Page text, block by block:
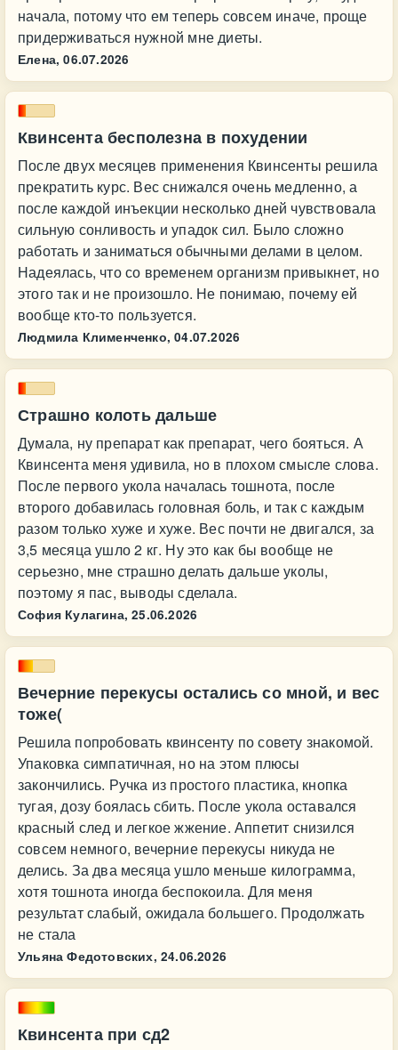
начала, потому что ем теперь совсем иначе, проще
придерживаться нужной мне диеты.
Елена, 06.07.2026
Квинсента бесполезна в похудении
После двух месяцев применения Квинсенты решила
прекратить курс. Вес снижался очень медленно, а
после каждой инъекции несколько дней чувствовала
сильную сонливость и упадок сил. Было сложно
работать и заниматься обычными делами в целом.
Надеялась, что со временем организм привыкнет, но
этого так и не произошло. Не понимаю, почему ей
вообще кто-то пользуется.
Людмила Клименченко, 04.07.2026
Страшно колоть дальше
Думала, ну препарат как препарат, чего бояться. А
Квинсента меня удивила, но в плохом смысле слова.
После первого укола началась тошнота, после
второго добавилась головная боль, и так с каждым
разом только хуже и хуже. Вес почти не двигался, за
3,5 месяца ушло 2 кг. Ну это как бы вообще не
серьезно, мне страшно делать дальше уколы,
поэтому я пас, выводы сделала.
София Кулагина, 25.06.2026
Вечерние перекусы остались со мной, и вес
тоже(
Решила попробовать квинсенту по совету знакомой.
Упаковка симпатичная, но на этом плюсы
закончились. Ручка из простого пластика, кнопка
тугая, дозу боялась сбить. После укола оставался
красный след и легкое жжение. Аппетит снизился
совсем немного, вечерние перекусы никуда не
делись. За два месяца ушло меньше килограмма,
хотя тошнота иногда беспокоила. Для меня
результат слабый, ожидала большего. Продолжать
не стала
Ульяна Федотовских, 24.06.2026
Квинсента при сд2